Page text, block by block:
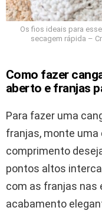
Os fios ideais para
secagem rápida –
Como fazer
aberto e franjas
Para fazer uma
franjas, monte
comprimento
pontos altos
com as franjas nas
acabamento